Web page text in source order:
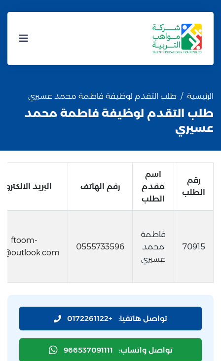
الرئيسية طلب التقدم لوظيفة فاطمة محمد عسيري
طلب التقدم لوظيفة فاطمة محمد
عسيري
رقم
الطلب
اسم
مقدم
الطلب
رقم الهاتف البريد
70915
فاطمة
محمد
عسيري
0555733596
ftoom-
تواصل هاتفيا: +0172261122
تواصل واتساب: 966537091111